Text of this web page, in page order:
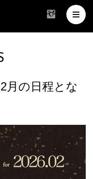
月の日程とな